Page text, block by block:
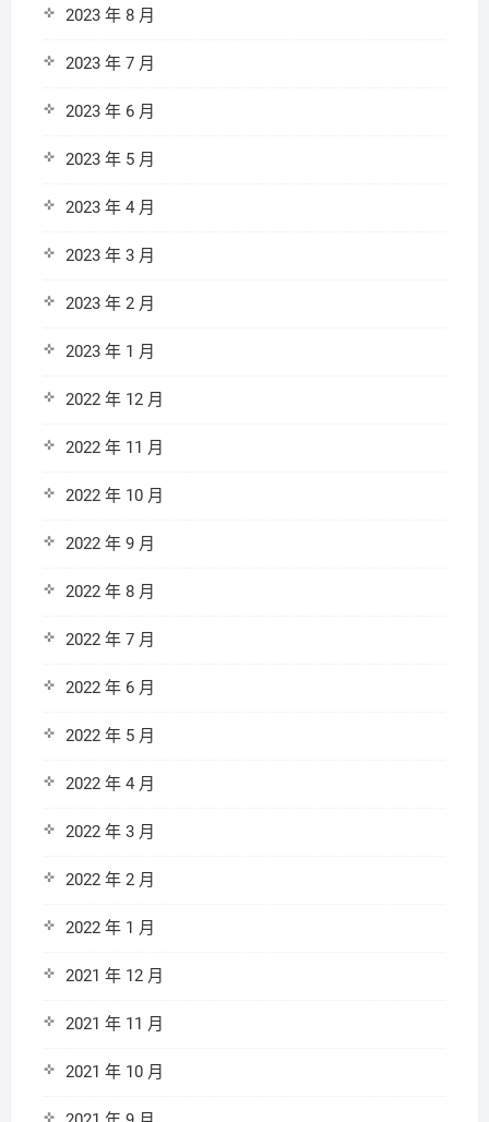
2023 年 8 月
2023 年 7 月
2023 年 6 月
2023 年 5 月
2023 年 4 月
2023 年 3 月
2023 年 2 月
2023 年 1 月
2022 年 12 月
2022 年 11 月
2022 年 10 月
2022 年 9 月
2022 年 8 月
2022 年 7 月
2022 年 6 月
2022 年 5 月
2022 年 4 月
2022 年 3 月
2022 年 2 月
2022 年 1 月
2021 年 12 月
2021 年 11 月
2021 年 10 月